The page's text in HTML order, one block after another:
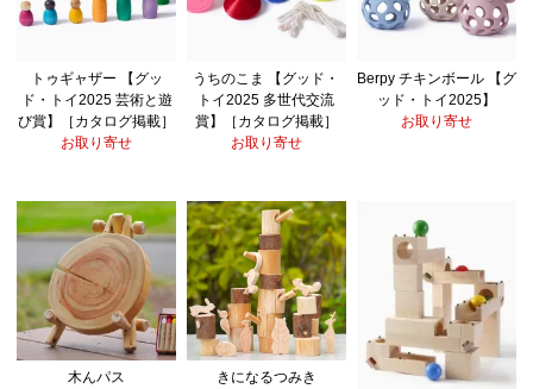
トゥギャザー 【グッ
ド・トイ2025 芸術と遊
び賞】［カタログ掲載］
お取り寄せ
うちのこま 【グッド・
トイ2025 多世代交流
賞】［カタログ掲載］
お取り寄せ
Berpy チキンボール 【グ
ッド・トイ2025】
お取り寄せ
木んパス
きになるつみき